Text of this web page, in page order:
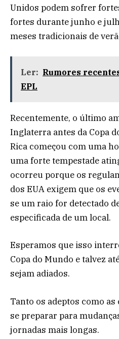
Unidos podem sofrer
fortes durante junho e
meses tradicionais de
Ler: Rumores
EPL
Recentemente, o último
Inglaterra antes da Copa
Rica começou com uma
uma forte tempestade
ocorreu porque os
dos EUA exigem que os
se um raio for detectado
especificada de um local.
Esperamos que isso
Copa do Mundo e talvez
sejam adiados.
Tanto os adeptos como
se preparar para
jornadas mais longas.